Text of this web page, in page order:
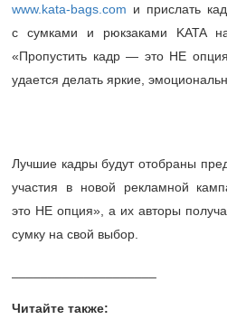
www.kata-bags.com и прислать
с сумками и рюкзаками KATA
«Пропустить кадр — это НЕ
удается делать яркие,
Лучшие кадры будут отобраны
участия в новой рекламной
это НЕ опция», а их авторы
сумку на свой выбор.
Читайте также: